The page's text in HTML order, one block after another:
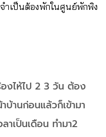
ำเป็นต้องพักในศูนย์พักพิง
องไห้ไป 2 3 วัน ต้อง
บ้านก่อนแล้วก็เข้ามา
าเป็นเดือน ทำมา2